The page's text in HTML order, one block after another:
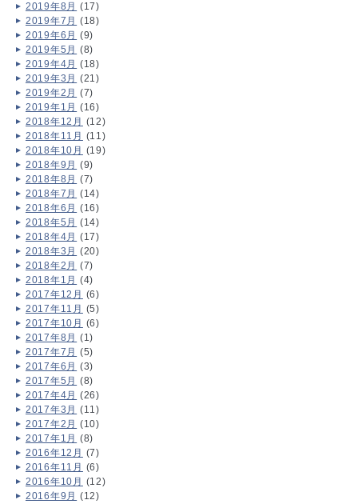
2019年8月 (17)
2019年7月 (18)
2019年6月 (9)
2019年5月 (8)
2019年4月 (18)
2019年3月 (21)
2019年2月 (7)
2019年1月 (16)
2018年12月 (12)
2018年11月 (11)
2018年10月 (19)
2018年9月 (9)
2018年8月 (7)
2018年7月 (14)
2018年6月 (16)
2018年5月 (14)
2018年4月 (17)
2018年3月 (20)
2018年2月 (7)
2018年1月 (4)
2017年12月 (6)
2017年11月 (5)
2017年10月 (6)
2017年8月 (1)
2017年7月 (5)
2017年6月 (3)
2017年5月 (8)
2017年4月 (26)
2017年3月 (11)
2017年2月 (10)
2017年1月 (8)
2016年12月 (7)
2016年11月 (6)
2016年10月 (12)
2016年9月 (12)